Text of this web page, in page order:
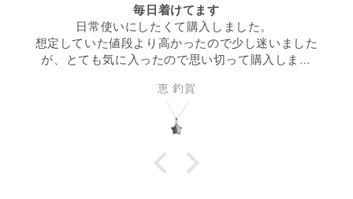
毎日着けてます
日常使いにしたくて購入しました。
想定していた値段より高かったので少し迷いました
が、とても気に入ったので思い切って購入しまし
丁度いいサイズ感で、毎日着けてウキウキです。
恵 釣賀